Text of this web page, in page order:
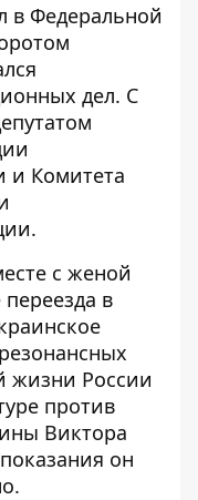
в Федеральной
дел. С
и Комитета
с женой
в
жизни России
против
Виктора
он